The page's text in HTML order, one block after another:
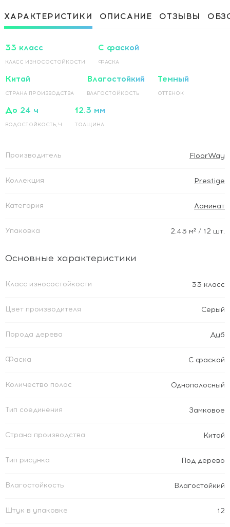
покрытия на основание по прямой
Приклеивание ламинированного
ХАРАКТЕРИСТИКИ ОПИСАНИЕ ОТЗЫВЫ
33 класс
КЛАСС ИЗНОСОСТОЙКОСТИ
С фаской
ФАСКА
Китай
СТРАНА ПРОИЗВОДСТВА
Влагостойкий
ВЛАГОСТОЙКОСТЬ
Темный
ОТТЕНОК
До 24 ч
ВОДОСТОЙКОСТЬ, Ч
12.3 мм
ТОЛЩИНА
Производитель FloorWay
Коллекция Prestige
Категория Ламинат
Упаковка 2.43 м² / 12 шт.
Основные характеристики
Класс износостойкости 33 класс
Цвет производителя Серый
Порода дерева Дуб
Фаска С фаской
Количество полос Однополосный
Тип соединения Замковое
Страна производства Китай
Тип рисунка Под дерево
Влагостойкость Влагостойкий
Штук в упаковке 12